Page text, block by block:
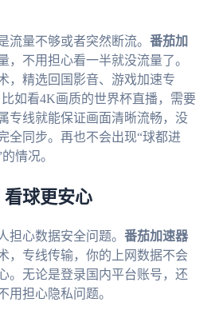
流量不够或者突然断流。 番茄加
，不用担心看一半就没流量了。
，精选回国影音、游戏加速专
如看4K画质的世界杯直播，需要
专线就能保证画面清晰流畅，没
全同步。再也不会出现“球都进
情况。
球更安心
担心数据安全问题。 番茄加速器
，专线传输，你的上网数据不会
。无论是登录国内平台账号，还
用担心隐私问题。